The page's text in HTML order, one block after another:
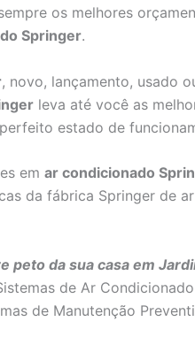
os melhores
Springer.
, novo, lançamento, usado
leva até você as
estado de
em ar condicionado
da fábrica Springer de ar
peto da sua casa em
de Ar
de Manutenção